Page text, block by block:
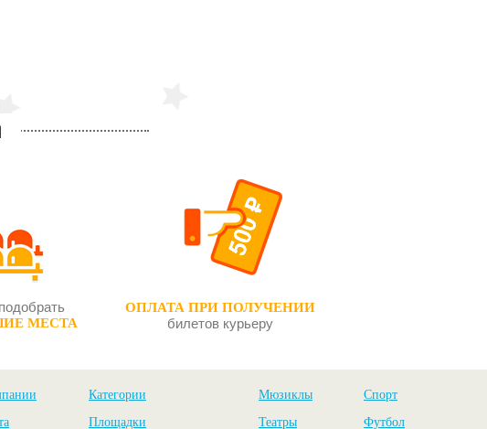
МЕСТА
ОПЛАТА ПРИ ПОЛУЧЕНИИ
билетов курьеру
Категории
Площадки
Мюзиклы
Театры
Спорт
Футбол